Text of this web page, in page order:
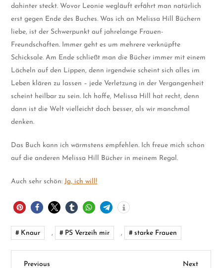
dahinter steckt. Wovor Leonie wegläuft erfährt man natürlich
erst gegen Ende des Buches. Was ich an Melissa Hill Büchern
liebe, ist der Schwerpunkt auf jahrelange Frauen-
Freundschaften. Immer geht es um mehrere verknüpfte
Schicksale. Am Ende schließt man die Bücher immer mit einem
Lächeln auf den Lippen, denn irgendwie scheint sich alles im
Leben klären zu lassen – jede Verletzung in der Vergangenheit
scheint heilbar zu sein. Ich hoffe, Melissa Hill hat recht, denn
dann ist die Welt vielleicht doch besser, als wir manchmal
denken.
Das Buch kann ich wärmstens empfehlen. Ich freue mich schon
auf die anderen Melissa Hill Bücher in meinem Regal.
Auch sehr schön:Ja, ich will!
Knaur , PS Verzeih mir , starke Frauen
Previous
Previous
Next
Next